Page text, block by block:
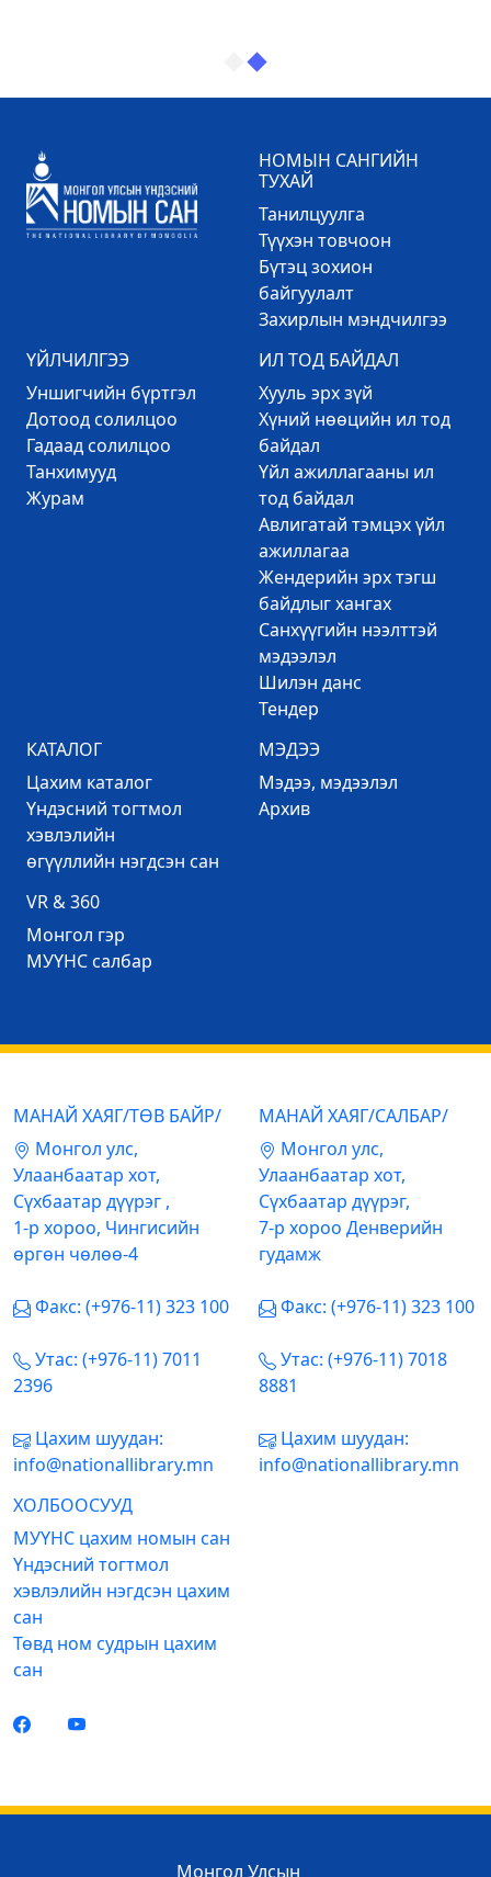
НОМЫН САНГИЙН
ТУХАЙ
Танилцуулга
Түүхэн товчоон
Бүтэц зохион
байгуулалт
Захирлын мэндчилгээ
ҮЙЛЧИЛГЭЭ
Уншигчийн бүртгэл
Дотоод солилцоо
Гадаад солилцоо
Танхимууд
Журам
ИЛ ТОД БАЙДАЛ
Хууль эрх зүй
Хүний нөөцийн ил тод
байдал
Үйл ажиллагааны ил
тод байдал
Авлигатай тэмцэх үйл
ажиллагаа
Жендерийн эрх тэгш
байдлыг хангах
Санхүүгийн нээлттэй
мэдээлэл
Шилэн данс
Тендер
КАТАЛОГ
Цахим каталог
Үндэсний тогтмол
хэвлэлийн
өгүүллийн нэгдсэн сан
МЭДЭЭ
Mэдээ, мэдээлэл
Архив
VR & 360
Mонгол гэр
МУҮНС салбар
МАНАЙ ХАЯГ/ТӨВ БАЙР/
Mонгол улс,
Улаанбаатар хот,
Сүхбаатар дүүрэг ,
1-р хороо, Чингисийн
өргөн чөлөө-4
Факс: (+976-11) 323 100
Утас: (+976-11) 7011
2396
Цахим шуудан:
info@nationallibrary.mn
МАНАЙ ХАЯГ/САЛБАР/
Mонгол улс,
Улаанбаатар хот,
Сүхбаатар дүүрэг,
7-р хороо Денверийн
гудамж
Факс: (+976-11) 323 100
Утас: (+976-11) 7018
8881
Цахим шуудан:
info@nationallibrary.mn
ХОЛБООСУУД
МУҮНС цахим номын сан
Үндэсний тогтмол
хэвлэлийн нэгдсэн цахим
сан
Төвд ном судрын цахим
сан
Монгол Улсын